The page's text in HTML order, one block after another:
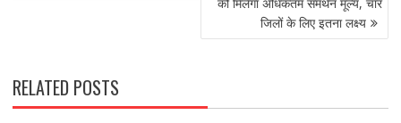
जिलों के लिए इतना लक्ष्य
RELATED POSTS